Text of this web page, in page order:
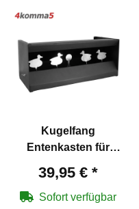
Kugelfang
Entenkasten für
39,95 € *
Sofort verfügbar